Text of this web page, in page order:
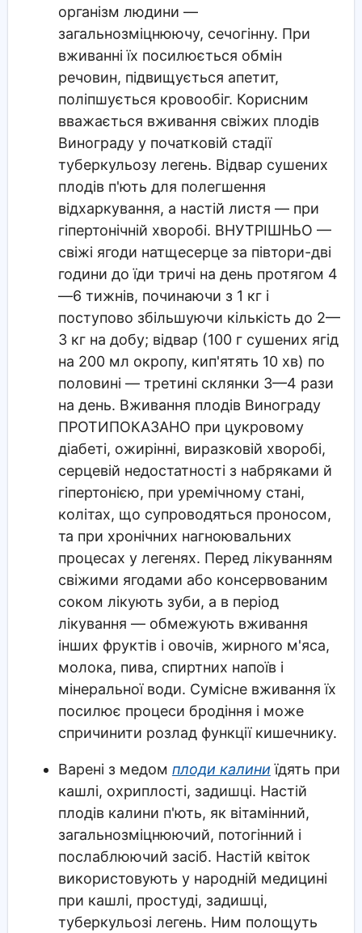
організм людини —
загальнозміцнюючу, сечогінну. При
вживанні їх посилюється обмін
речовин, підвищується апетит,
поліпшується кровообіг. Корисним
вважається вживання свіжих плодів
Винограду у початковій стадії
туберкульозу легень. Відвар сушених
плодів п'ють для полегшення
відхаркування, а настій листя — при
гіпертонічній хворобі. ВНУТРІШНЬО —
свіжі ягоди натщесерце за півтори-дві
години до їди тричі на день протягом 4
—6 тижнів, починаючи з 1 кг і
поступово збільшуючи кількість до 2—
3 кг на добу; відвар (100 г сушених ягід
на 200 мл окропу, кип'ятять 10 хв) по
половині — третині склянки 3—4 рази
на день. Вживання плодів Винограду
ПРОТИПОКАЗАНО при цукровому
діабеті, ожирінні, виразковій хворобі,
серцевій недостатності з набряками й
гіпертонією, при уремічному стані,
колітах, що супроводяться проносом,
та при хронічних нагноювальних
процесах у легенях. Перед лікуванням
свіжими ягодами або консервованим
соком лікують зуби, а в період
лікування — обмежують вживання
інших фруктів і овочів, жирного м'яса,
молока, пива, спиртних напоїв і
мінеральної води. Сумісне вживання їх
посилює процеси бродіння і може
спричинити розлад функції кишечнику.
Варені з медом плоди калини їдять при
кашлі, охриплості, задишці. Настій
плодів калини п'ють, як вітамінний,
загальнозміцнюючий, потогінний і
послаблюючий засіб. Настій квіток
використовують у народній медицині
при кашлі, простуді, задишці,
туберкульозі легень. Ним полощуть